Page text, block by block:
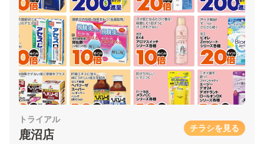
トライアル
鹿沼店 チラシを見る